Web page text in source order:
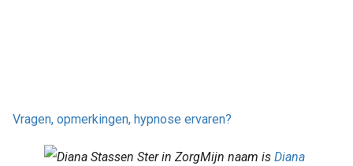
Vragen, opmerkingen, hypnose ervaren?
Mijn naam is Diana